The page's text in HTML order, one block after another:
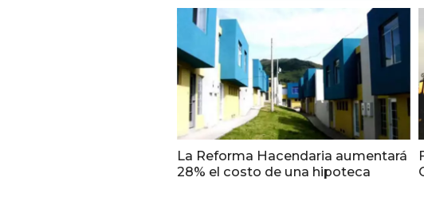
La Reforma Hacendaria aumentará
28% el costo de una hipoteca